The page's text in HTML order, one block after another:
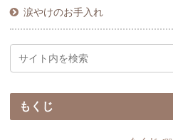
涙やけのお手入れ
もくじ